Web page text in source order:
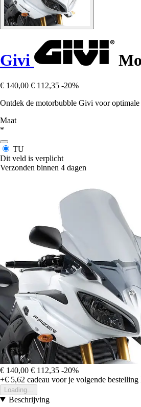
Givi
€ 140,00 € 112,35 -20%
Ontdek de motorbubble Givi voor optimale
Maat
*
TU
Dit veld is verplicht
Verzonden binnen 4 dagen
€ 140,00 € 112,35 -20%
+€ 5,62 cadeau voor je volgende bestelling
Loading...
Beschrijving